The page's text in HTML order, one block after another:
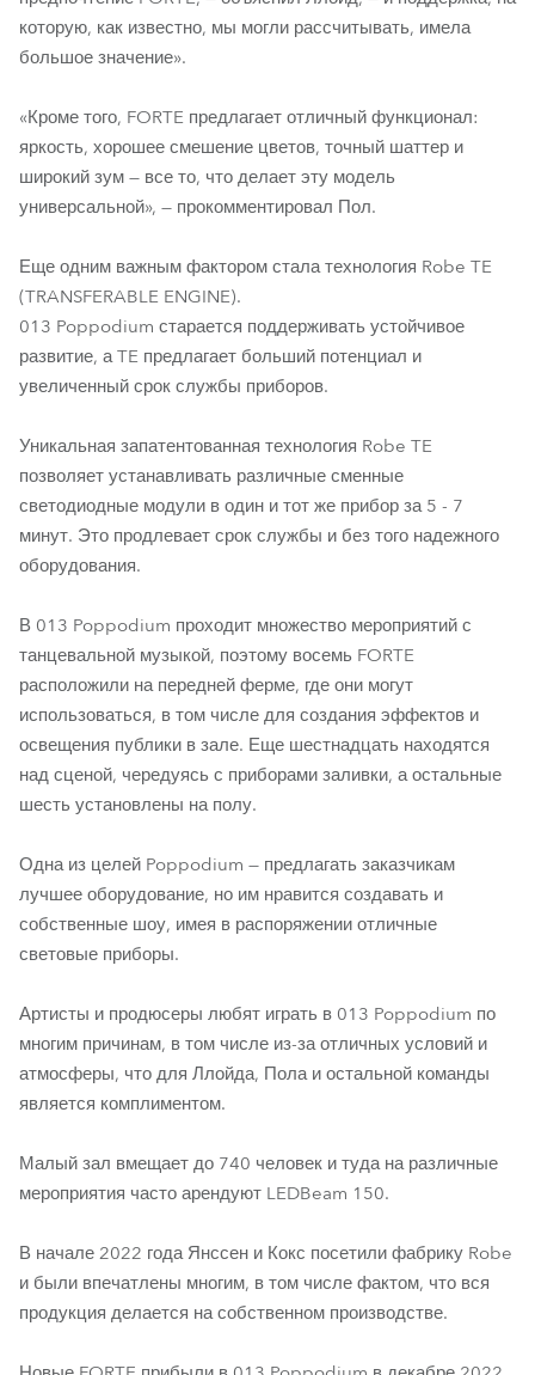
которую, как известно, мы могли рассчитывать, имела
большое значение».
«Кроме того, FORTE предлагает отличный функционал:
яркость, хорошее смешение цветов, точный шаттер и
широкий зум — все то, что делает эту модель
универсальной», — прокомментировал Пол.
Еще одним важным фактором стала технология Robe TE
(TRANSFERABLE ENGINE).
013 Poppodium старается поддерживать устойчивое
развитие, а TE предлагает больший потенциал и
увеличенный срок службы приборов.
Уникальная запатентованная технология Robe TE
позволяет устанавливать различные сменные
светодиодные модули в один и тот же прибор за 5 - 7
минут. Это продлевает срок службы и без того надежного
оборудования.
В 013 Poppodium проходит множество мероприятий с
танцевальной музыкой, поэтому восемь FORTE
расположили на передней ферме, где они могут
использоваться, в том числе для создания эффектов и
освещения публики в зале. Еще шестнадцать находятся
над сценой, чередуясь с приборами заливки, а остальные
шесть установлены на полу.
Одна из целей Poppodium — предлагать заказчикам
лучшее оборудование, но им нравится создавать и
собственные шоу, имея в распоряжении отличные
световые приборы.
Артисты и продюсеры любят играть в 013 Poppodium по
многим причинам, в том числе из-за отличных условий и
атмосферы, что для Ллойда, Пола и остальной команды
является комплиментом.
Малый зал вмещает до 740 человек и туда на различные
мероприятия часто арендуют LEDBeam 150.
В начале 2022 года Янссен и Кокс посетили фабрику Robe
и были впечатлены многим, в том числе фактом, что вся
продукция делается на собственном производстве.